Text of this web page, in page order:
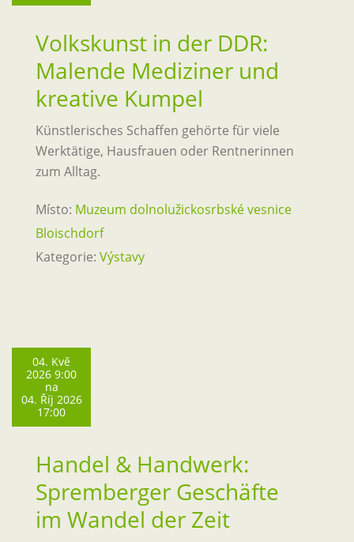
Volkskunst in der DDR:
Malende Mediziner und
kreative Kumpel
Künstlerisches Schaffen gehörte für viele
Werktätige, Hausfrauen oder Rentnerinnen
zum Alltag.
Místo: Muzeum dolnolužickosrbské vesnice
Bloischdorf
Kategorie: Výstavy
04. Kvě
2026 9:00
na
04. Říj 2026
17:00
Handel & Handwerk:
Spremberger Geschäfte
im Wandel der Zeit